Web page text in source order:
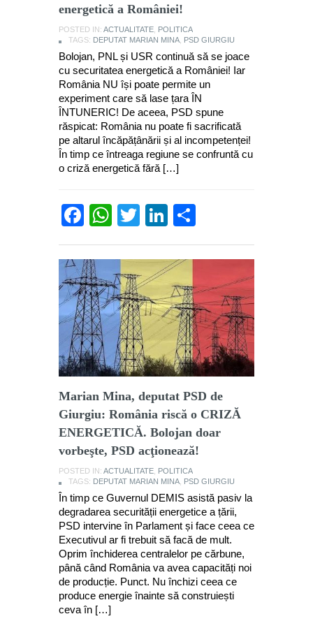
energetică a României!
POSTED IN: ACTUALITATE POLITICA
TAGS: DEPUTAT MARIAN MINA PSD GIURGIU
Bolojan, PNL și USR continuă să se joace
cu securitatea energetică a României! Iar
România NU își poate permite un
experiment care să lase țara ÎN
ÎNTUNERIC! De aceea, PSD spune
răspicat: România nu poate fi sacrificată
pe altarul încăpățânării și al incompetenței!
În timp ce întreaga regiune se confruntă cu
o criză energetică fără […]
Facebook
WhatsApp
TwitterLinkedIn
Marian Mina, deputat PSD de
Giurgiu: România riscă o CRIZĂ
ENERGETICĂ. Bolojan doar
vorbeşte, PSD acţionează!
POSTED IN: ACTUALITATE POLITICA
TAGS: DEPUTAT MARIAN MINA PSD GIURGIU
În timp ce Guvernul DEMIS asistă pasiv la
degradarea securității energetice a țării,
PSD intervine în Parlament și face ceea ce
Executivul ar fi trebuit să facă de mult.
Oprim închiderea centralelor pe cărbune,
până când România va avea capacități noi
de producție. Punct. Nu închizi ceea ce
produce energie înainte să construiești
ceva în […]